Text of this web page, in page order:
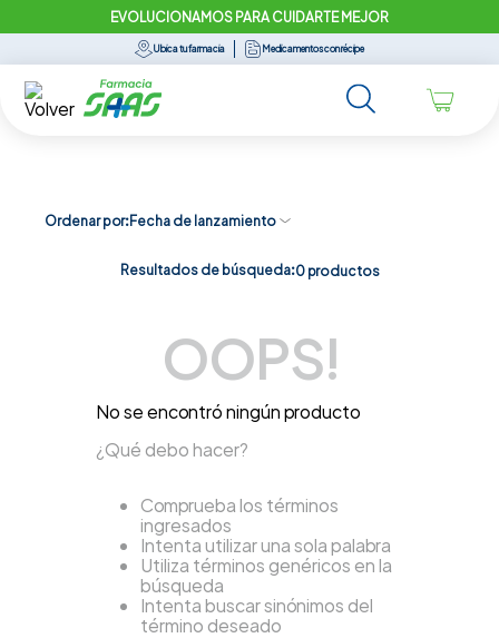
EVOLUCIONAMOS PARA CUIDARTE MEJOR
Ubica tu farmacia Medicamentos con récipe
Ordenar por Fecha de lanzamiento
Resultados de búsqueda:0 productos
OOPS!
No se encontró ningún producto
¿Qué debo hacer?
Comprueba los términos
ingresados
Intenta utilizar una sola palabra
Utiliza términos genéricos en la
búsqueda
Intenta buscar sinónimos del
término deseado